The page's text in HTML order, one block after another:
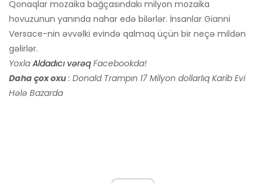
Qonaqlar mozaika bağçasındakı milyon mozaika
hovuzunun yanında nahar edə bilərlər. İnsanlar Gianni
Versace-nin əvvəlki evində qalmaq üçün bir neçə mildən
gəlirlər.
Yoxla Aldadıcı vərəq Facebookda!
Daha çox oxu : Donald Trampın 17 Milyon dollarlıq Karib Evi
Hələ Bazarda